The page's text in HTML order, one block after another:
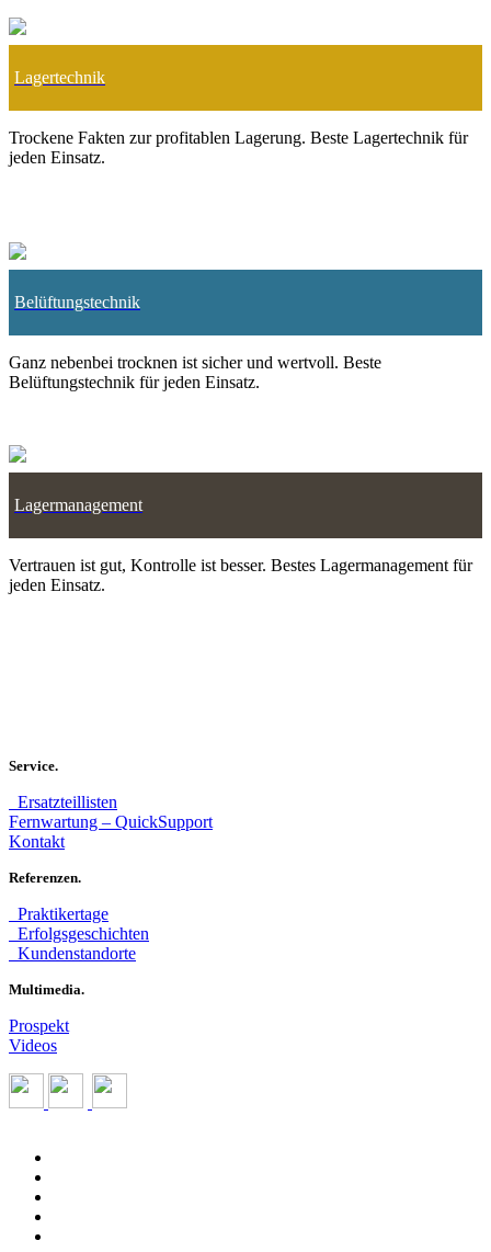
Lagertechnik
Trockene Fakten zur profitablen Lagerung. Beste Lagertechnik für
jeden Einsatz.
Belüftungstechnik
Ganz nebenbei trocknen ist sicher und wertvoll. Beste
Belüftungstechnik für jeden Einsatz.
Lagermanagement
Vertrauen ist gut, Kontrolle ist besser. Bestes Lagermanagement für
jeden Einsatz.
Service.
Ersatzteillisten
Fernwartung – QuickSupport
Kontakt
Referenzen.
Praktikertage
Erfolgsgeschichten
Kundenstandorte
Multimedia.
Prospekt
Videos